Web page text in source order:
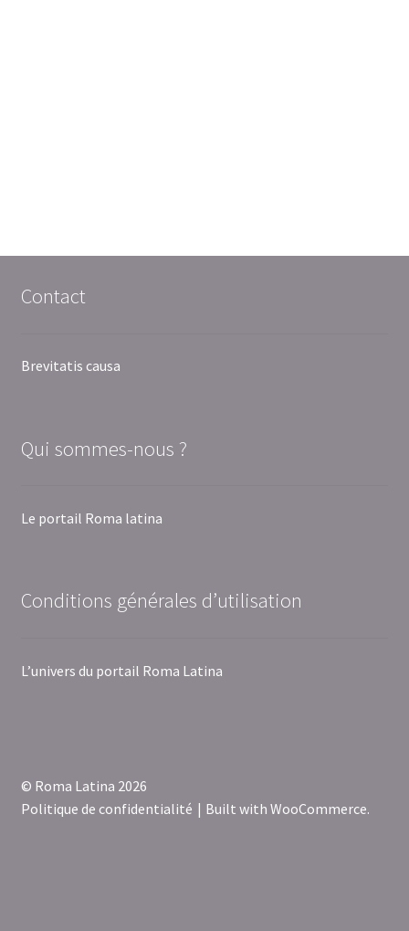
Contact
Brevitatis causa
Qui sommes-nous ?
Le portail Roma latina
Conditions générales d’utilisation
L’univers du portail Roma Latina
© Roma Latina 2026
Politique de confidentialité
Built with WooCommerce.